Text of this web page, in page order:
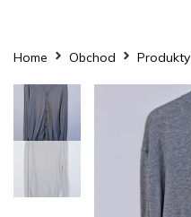
Home Obchod Produkty